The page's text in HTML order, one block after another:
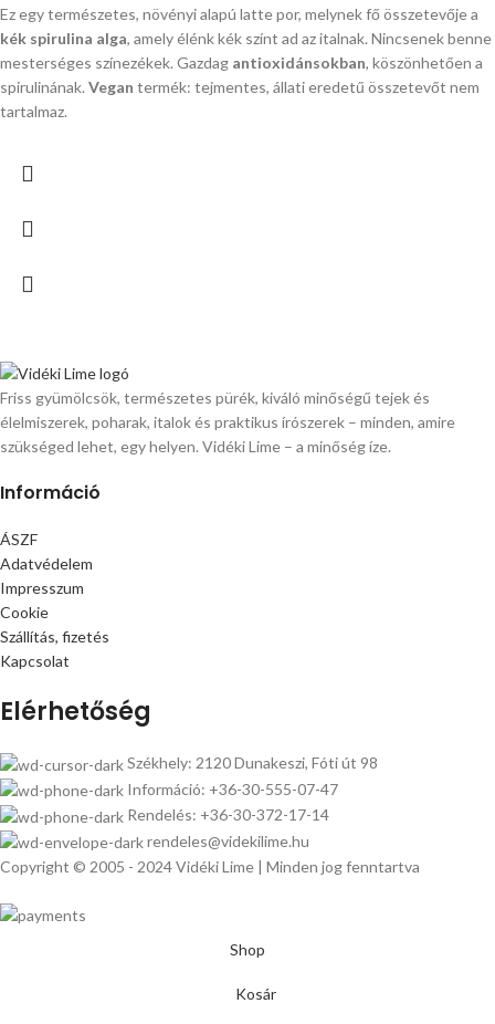
Ez egy természetes, növényi alapú latte por, melynek fő összetevője a
kék spirulina alga, amely élénk kék színt ad az italnak. Nincsenek benne
mesterséges színezékek. Gazdag antioxidánsokban, köszönhetően a
spirulinának. Vegan termék: tejmentes, állati eredetű összetevőt nem
tartalmaz.
Friss gyümölcsök, természetes pürék, kiváló minőségű tejek és
élelmiszerek, poharak, italok és praktikus írószerek – minden, amire
szükséged lehet, egy helyen. Vidéki Lime – a minőség íze.
Információ
ÁSZF
Adatvédelem
Impresszum
Cookie
Szállítás, fizetés
Kapcsolat
Elérhetőség
Székhely: 2120 Dunakeszi, Fóti út 98
Információ: +36-30-555-07-47
Rendelés: +36-30-372-17-14
rendeles@videkilime.hu
Copyright © 2005 - 2024 Vidéki Lime | Minden jog fenntartva
Shop
Kosár